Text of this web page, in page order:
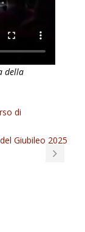
della
di
Giubileo 2025